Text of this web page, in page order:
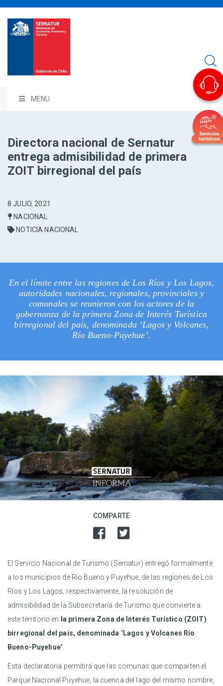
MENU
Directora nacional de Sernatur
entrega admisibilidad de primera
ZOIT birregional del país
8 JULIO, 2021
NACIONAL
NOTICIA NACIONAL
En el límite entre las regiones de Los Ríos y Los Lagos,
autoridades nacionales, regionales, provinciales y
comunales se reunieron con los actores de la
gobernanza de la primera Zona de Interés Turística
birregional del país, denominada ‘Lagos y Volcanes,
Río Bueno-Puyehue’.
COMPARTE
El Servicio Nacional de Turismo (Sernatur) entregó formalmente
a los municipios de Río Bueno y Puyehue, de las regiones de Los
Ríos y Los Lagos, respectivamente, la resolución de
admisibilidad de la Subsecretaría de Turismo que convierte a
este territorio en la primera Zona de Interés Turístico (ZOIT)
birregional del país, denominada ‘Lagos y Volcanes Río
Bueno-Puyehue’
Esta declaratoria permitirá que las comunas que comparten el
Parque Nacional Puyehue, la cuenca del lago del mismo nombre,